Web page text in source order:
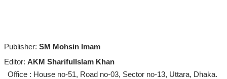
Publisher: SM Mohsin Imam
Editor: AKM SharifulIslam Khan
Office : House no-51, Road no-03, Sector no-13, Uttara, Dhaka.